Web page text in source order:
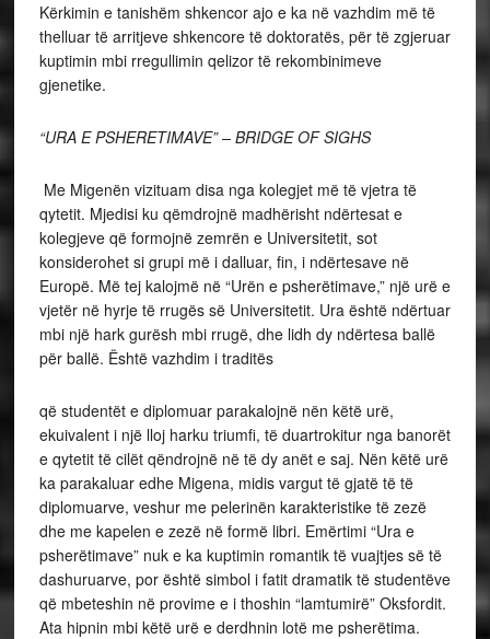
Kërkimin e tanishëm shkencor ajo e ka në vazhdim më të
thelluar të arritjeve shkencore të doktoratës, për të zgjeruar
kuptimin mbi rregullimin qelizor të rekombinimeve
gjenetike.
“URA E PSHERETIMAVE” – BRIDGE OF SIGHS
Me Migenën vizituam disa nga kolegjet më të vjetra të
qytetit. Mjedisi ku qëmdrojnë madhërisht ndërtesat e
kolegjeve që formojnë zemrën e Universitetit, sot
konsiderohet si grupi më i dalluar, fin, i ndërtesave në
Europë. Më tej kalojmë në “Urën e psherëtimave,” një urë e
vjetër në hyrje të rrugës së Universitetit. Ura është ndërtuar
mbi një hark gurësh mbi rrugë, dhe lidh dy ndërtesa ballë
për ballë. Është vazhdim i traditës
që studentët e diplomuar parakalojnë nën këtë urë,
ekuivalent i një lloj harku triumfi, të duartrokitur nga banorët
e qytetit të cilët qëndrojnë në të dy anët e saj. Nën këtë urë
ka parakaluar edhe Migena, midis vargut të gjatë të të
diplomuarve, veshur me pelerinën karakteristike të zezë
dhe me kapelen e zezë në formë libri. Emërtimi “Ura e
psherëtimave” nuk e ka kuptimin romantik të vuajtjes së të
dashuruarve, por është simbol i fatit dramatik të studentëve
që mbeteshin në provime e i thoshin “lamtumirë” Oksfordit.
Ata hipnin mbi këtë urë e derdhnin lotë me psherëtima.